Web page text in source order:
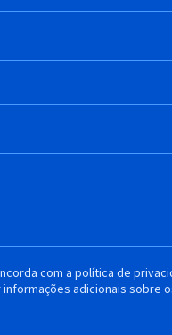
com a política de
adicionais sobre